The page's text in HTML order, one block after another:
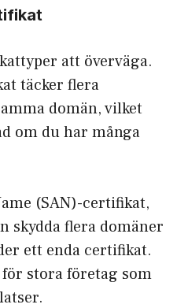
att överväga.
täcker flera
domän, vilket
om du har många
(SAN)-certifikat,
skydda flera domäner
ett enda certifikat.
stora företag som